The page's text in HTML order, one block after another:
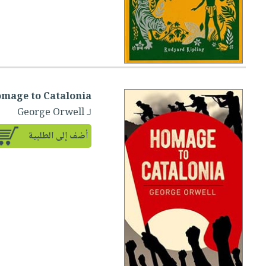
to Catalonia
لـ George Orwell
أضف إلى الطلبية